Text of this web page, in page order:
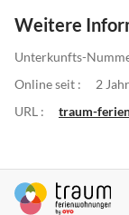
Weitere
Unterkunfts-
Online seit :
2
URL :
traum-